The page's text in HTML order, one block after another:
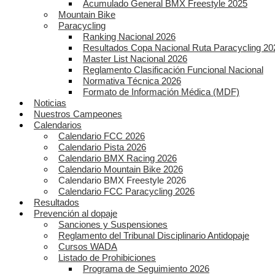
Acumulado General BMX Freestyle 2025
Mountain Bike
Paracycling
Ranking Nacional 2026
Resultados Copa Nacional Ruta Paracycling
Master List Nacional 2026
Reglamento Clasificación Funcional Nacional
Normativa Técnica 2026
Formato de Información Médica (MDF)
Noticias
Nuestros Campeones
Calendarios
Calendario FCC 2026
Calendario Pista 2026
Calendario BMX Racing 2026
Calendario Mountain Bike 2026
Calendario BMX Freestyle 2026
Calendario FCC Paracycling 2026
Resultados
Prevención al dopaje
Sanciones y Suspensiones
Reglamento del Tribunal Disciplinario Antidopaje
Cursos WADA
Listado de Prohibiciones
Programa de Seguimiento 2026